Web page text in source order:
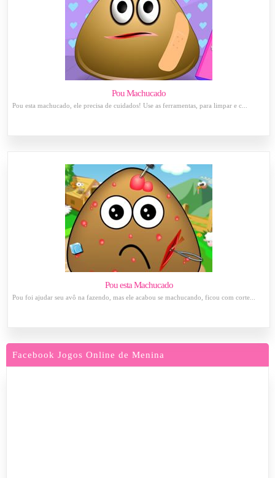
Pou Machucado
Pou esta machucado, ele precisa de cuidados! Use as ferramentas, para limpar e c...
Pou esta Machucado
Pou foi ajudar seu avô na fazendo, mas ele acabou se machucando, ficou com corte...
Facebook Jogos Online de Menina